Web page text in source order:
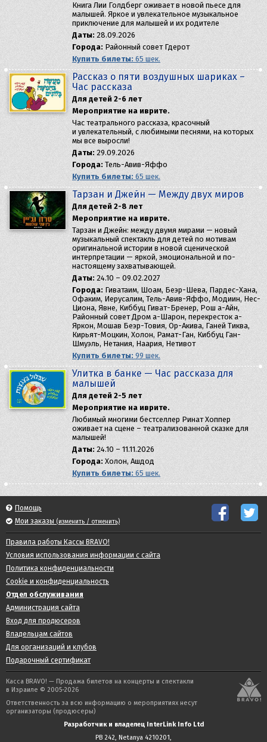
Книга Лии Голдберг оживает в новой пьесе для
малышей. Яркое и увлекательное музыкальное
приключение для малышей и их родителе
Даты: 28.09.2026
Города: Районный совет Гдерот
Купить билеты: 65 шек.
Рассказ о пяти воздушных шариках –
Час рассказа
Для детей 2-6 лет
Мероприятие на иврите.
Час театрального рассказа, красочный
и увлекательный, с любимыми песнями, на которых
мы все выросли!
Даты: 29.09.2026
Города: Тель-Авив-Яффо
Купить билеты: 65 шек.
Тарзан и Джейн — Между двух миров
Для детей 2-8 лет
Мероприятие на иврите.
Тарзан и Джейн: между двумя мирами — новый
музыкальный спектакль для детей по мотивам
оригинальной истории в новой сценической
интерпретации — яркой, эмоциональной и по-
настоящему захватывающей.
Даты: 24.10 – 09.02.2027
Города: Гиватаим, Шоам, Беэр-Шева, Пардес-Хана,
Офаким, Иерусалим, Тель-Авив-Яффо, Модиин, Нес-
Циона, Явне, Киббуц Гиват-Бренер, Рош а-Айн,
Районный совет Дром а-Шарон, перекресток а-
Яркон, Мошав Беэр-Товия, Ор-Акива, Ганей Тиква,
Кирьят-Моцкин, Холон, Рамат-Ган, Киббуц Ган-
Шмуэль, Нетания, Наария, Нетивот
Купить билеты: 99 шек.
Улитка в банке — Час рассказа для
малышей
Для детей 2-5 лет
Мероприятие на иврите.
Любимый многими бестселлер Ринат Хоппер
оживает на сцене – театрализованной сказке для
малышей!
Даты: 24.10 – 11.11.2026
Города: Холон, Ашдод
Купить билеты: 65 шек.
Помощь
Мои заказы (изменить / отменить)
Правила работы Кассы BRAVO!
Условия использования информации с сайта
Политика конфиденциальности
Cookie и конфиденциальность
Отдел обслуживания
Администрация сайта
Вход для продюсеров
Владельцам сайтов
Для организаций и клубов
Подарочный сертификат
Касса BRAVO! — Продажа билетов на концерты и спектакли
в Израиле © 2005-2026
Ответственность за всю информацию о мероприятиях несут
организаторы (продюсеры)
Разработчик и владелец InterLink Info Ltd
PB 242, Netanya 4210201,